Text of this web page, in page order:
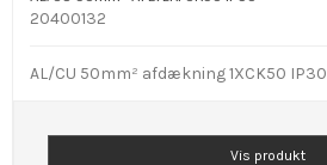
20400132
AL/CU 50mm² afdækning 1XCK50 IP30
Vis produkt